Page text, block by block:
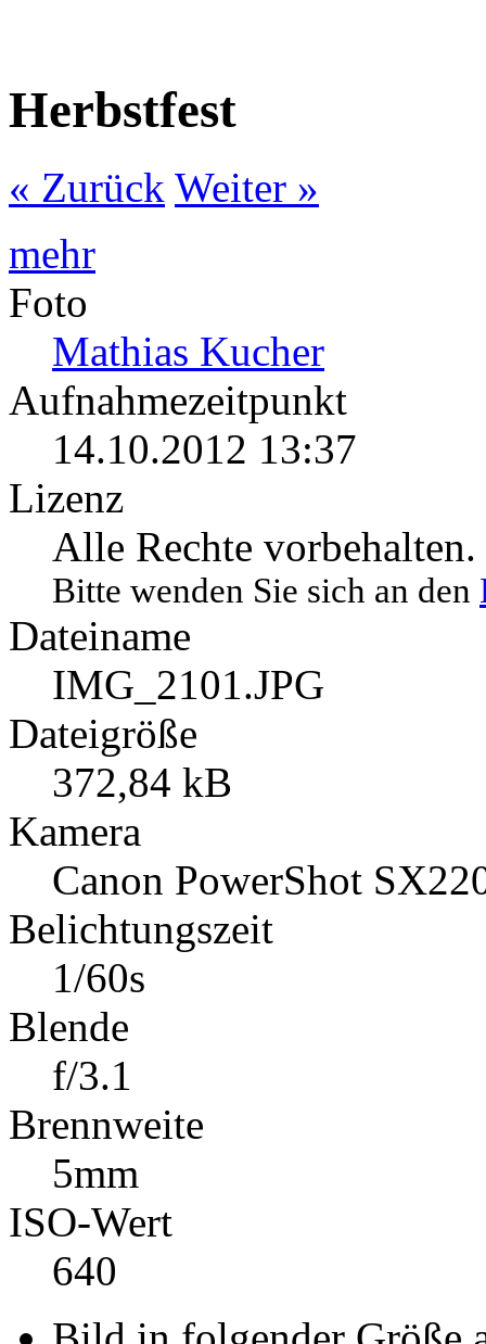
Herbstfest
« Zurück
mehr
Foto
Mathias Kucher
Aufnahmezeitpunkt
14.10.2012 13:37
Lizenz
Alle Rechte vorbehalten.
Bitte wenden Sie sich an den
Dateiname
IMG_2101.JPG
Dateigröße
372,84 kB
Kamera
Canon PowerShot
Belichtungszeit
1/60s
Blende
f/3.1
Brennweite
5mm
ISO-Wert
640